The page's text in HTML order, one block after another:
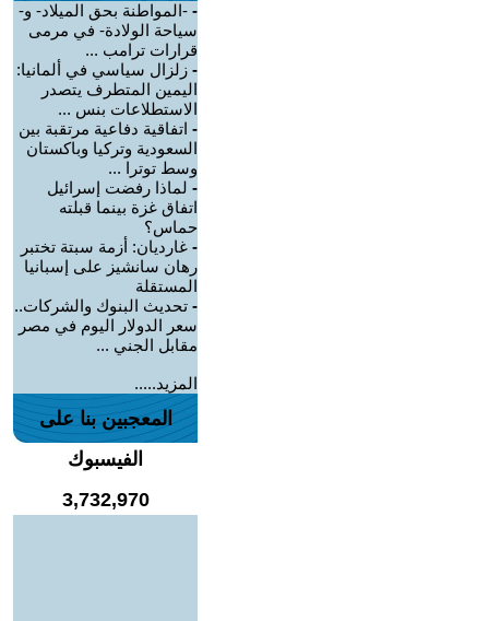
- -المواطنة بحق الميلاد- و-
سياحة الولادة- في مرمى
قرارات ترامب ...
- زلزال سياسي في ألمانيا:
اليمين المتطرف يتصدر
الاستطلاعات بنس ...
- اتفاقية دفاعية مرتقبة بين
السعودية وتركيا وباكستان
وسط توترا ...
- لماذا رفضت إسرائيل
اتفاق غزة بينما قبلته
حماس؟
- غارديان: أزمة سبتة تختبر
رهان سانشيز على إسبانيا
المستقلة
- تحديث البنوك والشركات..
سعر الدولار اليوم في مصر
مقابل الجني ...
المزيد.....
المعجبين بنا على
الفيسبوك
3,732,970